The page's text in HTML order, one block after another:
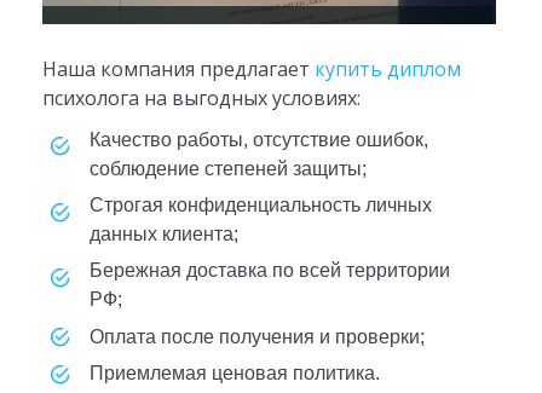
Наша компания предлагает купить диплом
психолога на выгодных условиях:
Качество работы, отсутствие ошибок,
соблюдение степеней защиты;
Строгая конфиденциальность личных
данных клиента;
Бережная доставка по всей территории
РФ;
Оплата после получения и проверки;
Приемлемая ценовая политика.